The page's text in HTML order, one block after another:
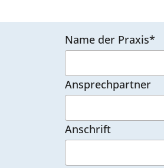
Name der Praxis*
Ansprechpartner
Anschrift